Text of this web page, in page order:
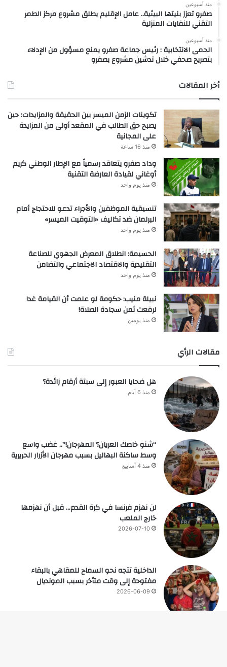
منذ أسبوعين
صفرو تعزز بنيتها البيئية.. عامل الإقليم يطلق مشروع مركز الطمر
التقني للنفايات المنزلية
منذ أسبوعين
الحمى الانتخابية : رئيس جماعة صفرو يمنع مسؤول من الإدلاء
بتصريح صحفي خلال تدشين مشروع بصفرو
أخر المقالات
تكوينات الزمن الميسر بين الحقيقة والمزايدات: حين
يصبح حق الطالب في المقعد أولى من المزايدة
على المجانية
منذ 16 ساعة
وداد صفرو يتعاقد رسمياً مع الإطار الوطني كريم
أوغاني لقيادة العارضة التقنية
منذ يوم واحد
تنسيقية الموظفين والأجراء تدعو للاحتجاج أمام
البرلمان ضد تكاليف «التوقيت الميسر»
منذ يوم واحد
الحسيمة: انطلاق المعرض الجهوي للصناعة
التقليدية والاقتصاد الاجتماعي والتضامن
منذ يوم واحد
نبيلة منيب: حكومة لو علمت أن القيامة غدا
لرفعت ثمن سجادة الصلاة!
منذ يومين
مقالات الرأي
هل ضحايا العبور إلى سبتة أرقام زائدة؟
منذ 6 أيام
“شنو خاصك العريان؟ المهرجان!”.. غضب واسع
وسط ساكنة البهاليل بسبب مهرجان الأزرار الحريرية
منذ 4 أسابيع
لن نهزم فرنسا في كرة القدم… قبل أن نهزمها
خارج الملعب
2026-07-10
الداخلية تتجه نحو السماح للمقاهي بالبقاء
مفتوحة إلى وقت متأخر بسبب المونديال
2026-06-09